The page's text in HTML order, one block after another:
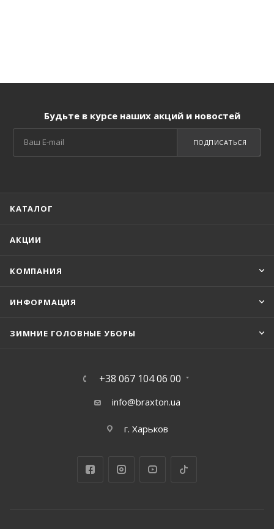
Будьте в курсе наших акций и новостей
ПОДПИСАТЬСЯ
КАТАЛОГ
АКЦИИ
КОМПАНИЯ
ИНФОРМАЦИЯ
ЗИМНИЕ ГОЛОВНЫЕ УБОРЫ
+38 067 104 06 00
info@braxton.ua
г. Харьков